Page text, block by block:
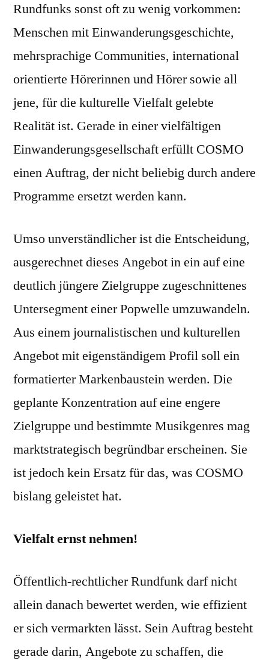
Rundfunks sonst oft zu wenig vorkommen:
Menschen mit Einwanderungsgeschichte,
mehrsprachige Communities, international
orientierte Hörerinnen und Hörer sowie all
jene, für die kulturelle Vielfalt gelebte
Realität ist. Gerade in einer vielfältigen
Einwanderungsgesellschaft erfüllt COSMO
einen Auftrag, der nicht beliebig durch andere
Programme ersetzt werden kann.
Umso unverständlicher ist die Entscheidung,
ausgerechnet dieses Angebot in ein auf eine
deutlich jüngere Zielgruppe zugeschnittenes
Untersegment einer Popwelle umzuwandeln.
Aus einem journalistischen und kulturellen
Angebot mit eigenständigem Profil soll ein
formatierter Markenbaustein werden. Die
geplante Konzentration auf eine engere
Zielgruppe und bestimmte Musikgenres mag
marktstrategisch begründbar erscheinen. Sie
ist jedoch kein Ersatz für das, was COSMO
bislang geleistet hat.
Vielfalt ernst nehmen!
Öffentlich-rechtlicher Rundfunk darf nicht
allein danach bewertet werden, wie effizient
er sich vermarkten lässt. Sein Auftrag besteht
gerade darin, Angebote zu schaffen, die